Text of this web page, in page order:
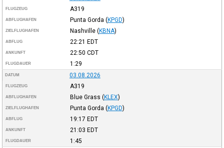
FLUGZEUG A319
ABFLUGHAFEN Punta Gorda (KPGD)
ZIELFLUGHAFEN Nashville (KBNA)
ABFLUG 22:21 EDT
ANKUNFT 22:50 CDT
FLUGDAUER 1:29
DATUM 03.08.2026
FLUGZEUG A319
ABFLUGHAFEN Blue Grass (KLEX)
ZIELFLUGHAFEN Punta Gorda (KPGD)
ABFLUG 19:17 EDT
ANKUNFT 21:03 EDT
FLUGDAUER 1:45